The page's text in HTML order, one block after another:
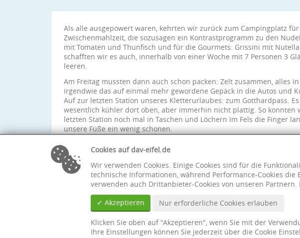
Als alle ausgepowert waren, kehrten wir zurück zum Campingplatz
Zwischenmahlzeit, die sozusagen ein Kontrastprogramm zu den
mit Tomaten und Thunfisch und für die Gourmets: Grissini mit
schafften wir es auch, innerhalb von einer Woche mit 7 Personen 3
leeren.
Am Freitag mussten dann auch schon packen: Zelt zusammen, alles
irgendwie das auf einmal mehr gewordene Gepäck in die Autos und
Auf zur letzten Station unseres Kletterurlaubes: zum Gotthardpass.
wesentlich kühler dort oben, aber immerhin nicht plattig. So konnten
letzten Station noch mal in Taschen und Löchern im Fels die Finger
unsere Füße ein wenig schonen.
In einem Restaurant am Pass kehrten wir zum Ausklang dieser tollen
gemeinsam ein, bevor es endgültig zurück in die Eifel ging.
Cookies auf dav-eifel.de
Wir verwenden Cookies. Einige Cookies sind für die
technische Informationen, während Performance-Cookies
verwenden auch Drittanbieter-Cookies von unseren
✓ Akzeptieren
Nur erforderliche Cookies erlauben
Klicken Sie oben auf "Akzeptieren", wenn Sie mit der
Ihre Einstellungen können Sie jederzeit über die Cookie